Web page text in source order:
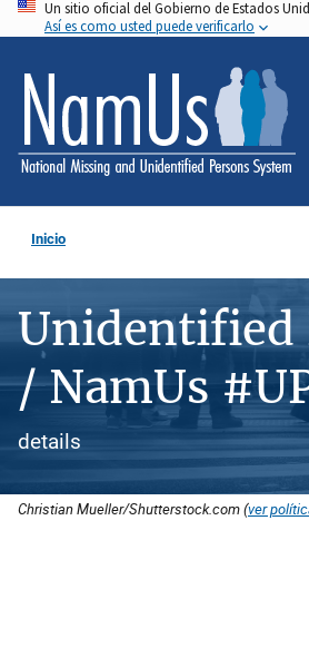
Pasar
al
contenido
principal
Un sitio oficial del Gobierno de Estados
Así es como usted puede verificarlo
Inicio
Unidentified
/ NamUs
details
Christian Mueller/Shutterstock.com (ver